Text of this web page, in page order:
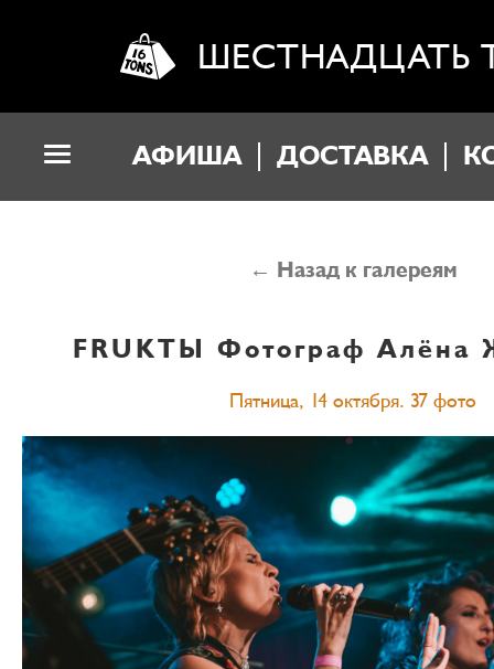
ШЕСТНАДЦАТЬ
АФИША ДОСТАВКА
← Назад к галереям
FRUKTЫ Фотограф Алёна
Пятница, 14 октября. 37 фото